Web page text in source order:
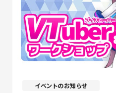
イベントのお知らせ